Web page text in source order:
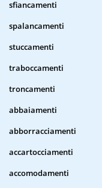
sfiancamenti
spalancamenti
stuccamenti
traboccamenti
troncamenti
abbaiamenti
abborracciamenti
accartocciamenti
accomodamenti